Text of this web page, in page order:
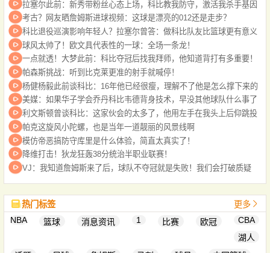
拉塞尔此前：新秀带粉丝心态上场，科比教我防守，激活我杀手基因
考古？网友晒詹姆斯进球视频：这球是漂亮的012还是走步？
科比退役巡演影响年轻人？拉塞尔曾答：做科比队友比篮球更有意义
球风太帅了！欧文具代表性的一球：全场一条龙！
一点就透！大梦此前：科比夺冠后找我拜师，他知道背打有多重要！
帕森斯挑战：听到比克莱更准的射手就喊停！
杨健杨毅此前谈科比：16年他已经很瘦，理解不了他是怎么撑下来的
美媒：如果华子学会乔丹科比韦德背身技术，早没其他球队什么事了
利文斯顿曾谈科比：这家伙会的太多了，他用左手在我头上后仰跳投
帕克这旋风小陀螺，也是当年一道靓丽的风景线啊
模仿帝恶搞防守库里是什么体验，简直太真实了！
降维打击！狄龙狂轰38分统治半职业联赛！
VJ：我知道詹姆斯来了后，球队不夺冠就是失败！我们会打破质疑
热门标签
更多
NBA
篮球 消息资讯 1 比赛 欧冠
CBA
湖人